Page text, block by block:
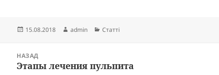
Опубліковано
15.08.2018 Автор
admin Категорії
Статті
записівНАЗАД
Попередній
Этапы лечения пульпита